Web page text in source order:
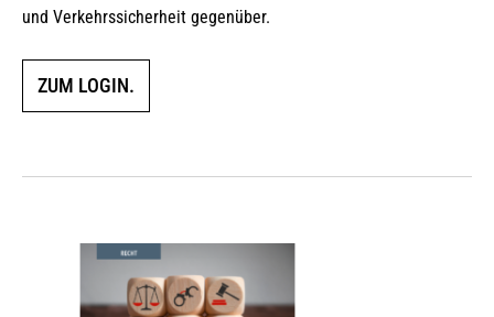
und Verkehrssicherheit gegenüber.
ZUM LOGIN.